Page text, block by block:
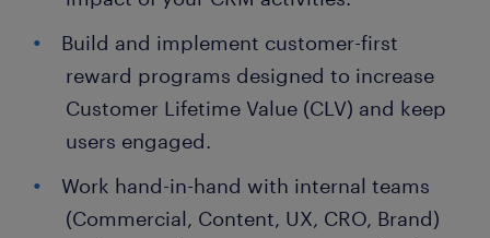
Build and implement customer-first
reward programs designed to increase
Customer Lifetime Value (CLV) and keep
users engaged.
Work hand-in-hand with internal teams
(Commercial, Content, UX, CRO, Brand)